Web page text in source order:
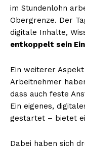
im Stundenlohn
Obergrenze. Der
digitale Inhalte,
entkoppelt sein
Ein weiterer
Arbeitnehmer
dass auch feste
Ein eigenes,
gestartet – bietet
Dabei haben sich